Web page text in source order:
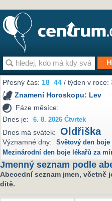
Přesný čas:18 44 / týden v roce:
Znamení Horoskopu: Lev
Fáze měsíce:
Dnes je:
6. 8. 2026 Čtvrtek
Dnes má svátek: Oldřiška
Významné dny: Světový den
Mezinárodní den boje lékařů za
Jmenný seznam podle
Abecední seznam jmen, včetně
dítě.